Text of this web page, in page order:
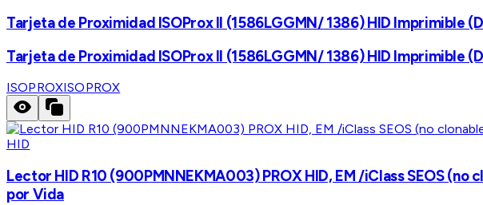
Tarjeta de Proximidad ISOProx II (1586LGGMN/ 1386) HID
Tarjeta de Proximidad ISOProx II (1586LGGMN/ 1386) HID
ISOPROXISOPROX
HID
Lector HID R10 (900PMNNEKMA003) PROX HID, EM /iClass SEOS
por Vida